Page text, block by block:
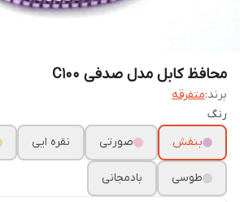
محافظ کابل مدل صدفی C100
برند:متفرقه
رنگ
بنفش
صورتی نقره ایی
طوسی بادمجانی